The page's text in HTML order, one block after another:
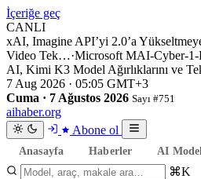
İçeriğe geç
CANLI
xAI, Imagine API’yi 2.0’a
Video Tek…·Microsoft MAI-Cyber-1-
AI, Kimi K3 Model Ağırlıklarını ve
7 Aug 2026 · 05:05 GMT+3
Cuma · 7 Ağustos 2026 Sayı #751
aihaber.org
Abone ol
Anasayfa Haberler AI
⌘K